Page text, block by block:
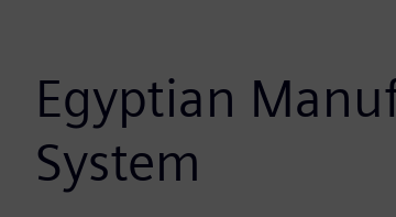
Egyptian
System